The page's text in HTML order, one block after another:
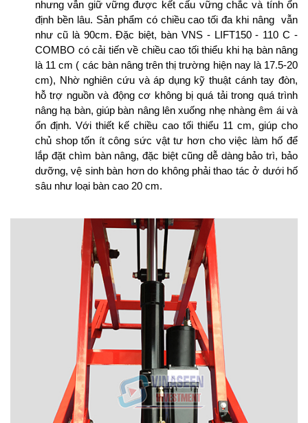
nhưng vẫn giữ vững được kết cấu vững chắc và tính ổn
định bền lâu. Sản phẩm có chiều cao tối đa khi nâng vẫn
như cũ là 90cm. Đặc biệt, bàn VNS - LIFT150 - 110 C -
COMBO có cải tiến về chiều cao tối thiểu khi hạ bàn nâng
là 11 cm ( các bàn nâng trên thị trường hiện nay là 17.5-20
cm), Nhờ nghiên cứu và áp dụng kỹ thuật cánh tay đòn,
hỗ trợ nguồn và động cơ không bị quá tải trong quá trình
nâng hạ bàn, giúp bàn nâng lên xuống nhẹ nhàng êm ái và
ổn định. Với thiết kế chiều cao tối thiểu 11 cm, giúp cho
chủ shop tốn ít công sức vật tư hơn cho việc làm hố để
lắp đặt chìm bàn nâng, đặc biệt cũng dễ dàng bảo trì, bảo
dưỡng, vệ sinh bàn hơn do không phải thao tác ở dưới hố
sâu như loại bàn cao 20 cm.